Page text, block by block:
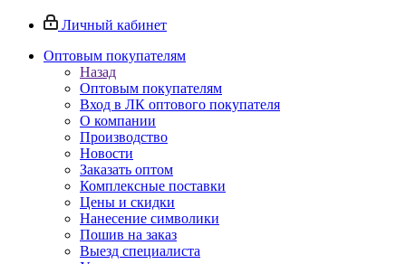
Личный кабинет
Оптовым покупателям
Назад
Оптовым покупателям
Вход в ЛК оптового покупателя
О компании
Производство
Новости
Заказать оптом
Комплексные поставки
Цены и скидки
Нанесение символики
Пошив на заказ
Выезд специалиста